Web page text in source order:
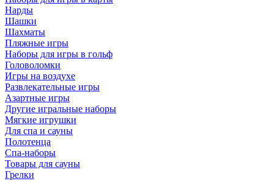
Нарды
Шашки
Шахматы
Пляжные игры
Наборы для игры в гольф
Головоломки
Игры на воздухе
Развлекательные игры
Азартные игры
Другие игральные наборы
Мягкие игрушки
Для спа и сауны
Полотенца
Спа-наборы
Товары для сауны
Грелки